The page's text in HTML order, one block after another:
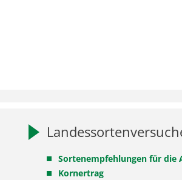
Sortenempfehlungen für die
Kornertrag